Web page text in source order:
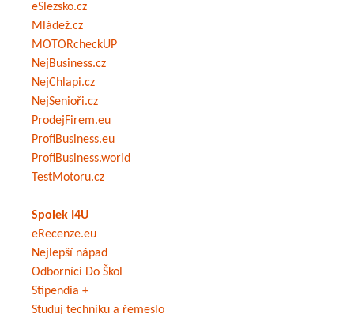
eSlezsko.cz
Mládež.cz
MOTORcheckUP
NejBusiness.cz
NejChlapi.cz
NejSenioři.cz
ProdejFirem.eu
ProfiBusiness.eu
ProfiBusiness.world
TestMotoru.cz
Spolek I4U
eRecenze.eu
Nejlepší nápad
Odborníci Do Škol
Stipendia +
Studuj techniku a řemeslo